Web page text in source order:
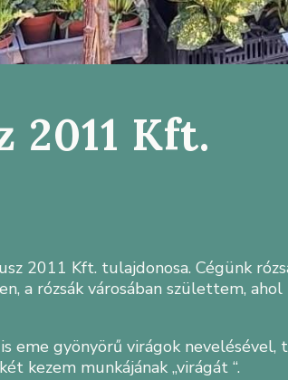
2011 Kft.
2011 Kft. tulajdonosa. Cégünk
a rózsák városában születtem,
eme gyönyörű virágok
kezem munkájának ,,virágát “.